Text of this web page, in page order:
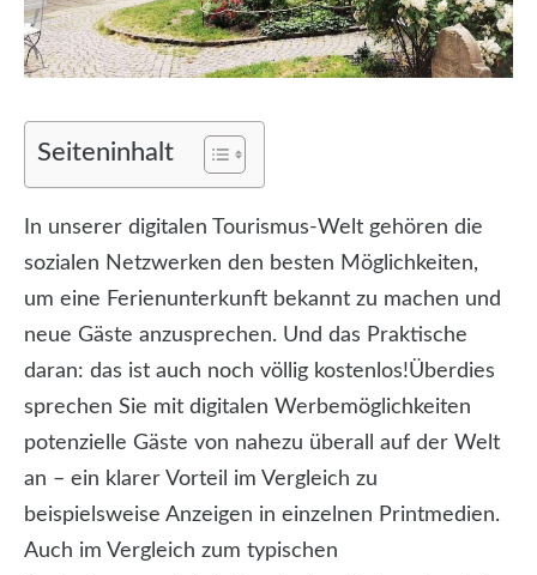
Seiteninhalt
In unserer digitalen Tourismus-Welt gehören die
sozialen Netzwerken den besten Möglichkeiten,
um eine Ferienunterkunft bekannt zu machen und
neue Gäste anzusprechen. Und das Praktische
daran: das ist auch noch völlig kostenlos!Überdies
sprechen Sie mit digitalen Werbemöglichkeiten
potenzielle Gäste von nahezu überall auf der Welt
an – ein klarer Vorteil im Vergleich zu
beispielsweise Anzeigen in einzelnen Printmedien.
Auch im Vergleich zum typischen